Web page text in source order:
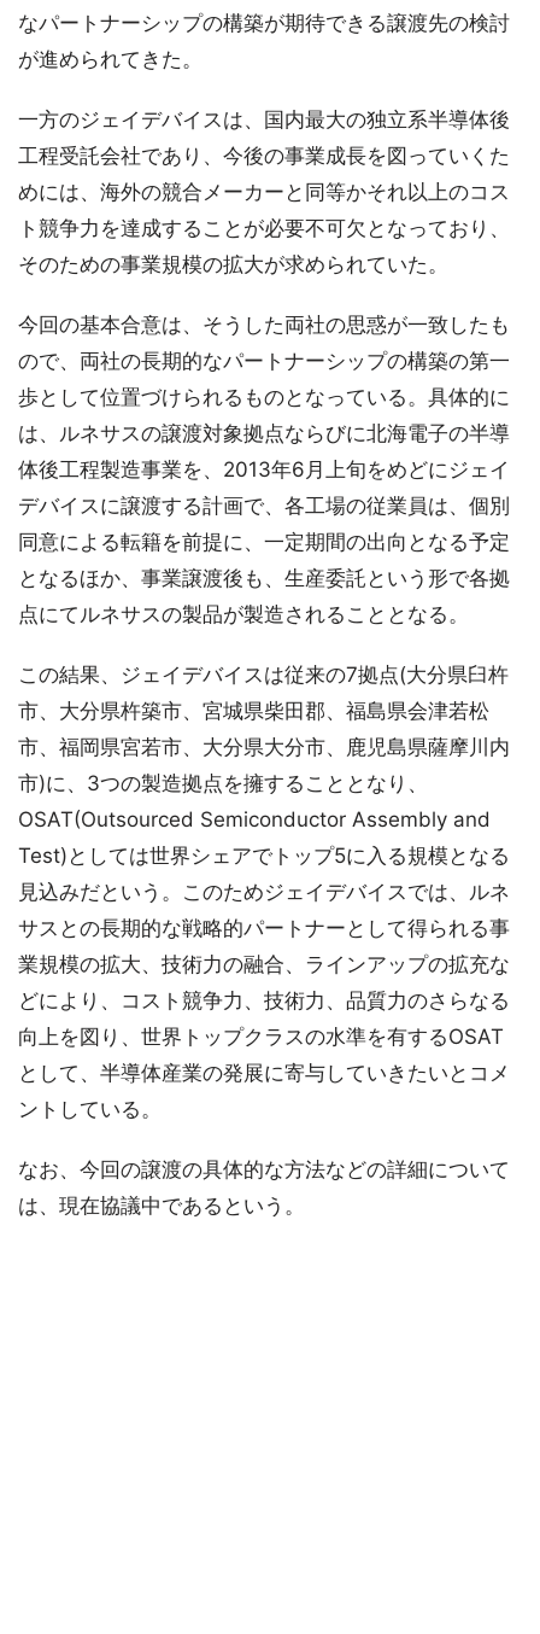
なパートナーシップの構築が期待できる譲渡先の検討
が進められてきた。
一方のジェイデバイスは、国内最大の独立系半導体後
工程受託会社であり、今後の事業成長を図っていくた
めには、海外の競合メーカーと同等かそれ以上のコス
ト競争力を達成することが必要不可欠となっており、
そのための事業規模の拡大が求められていた。
今回の基本合意は、そうした両社の思惑が一致したも
ので、両社の長期的なパートナーシップの構築の第一
歩として位置づけられるものとなっている。具体的に
は、ルネサスの譲渡対象拠点ならびに北海電子の半導
体後工程製造事業を、2013年6月上旬をめどにジェイ
デバイスに譲渡する計画で、各工場の従業員は、個別
同意による転籍を前提に、一定期間の出向となる予定
となるほか、事業譲渡後も、生産委託という形で各拠
点にてルネサスの製品が製造されることとなる。
この結果、ジェイデバイスは従来の7拠点(大分県臼杵
市、大分県杵築市、宮城県柴田郡、福島県会津若松
市、福岡県宮若市、大分県大分市、鹿児島県薩摩川内
市)に、3つの製造拠点を擁することとなり、
OSAT(Outsourced Semiconductor Assembly and
Test)としては世界シェアでトップ5に入る規模となる
見込みだという。このためジェイデバイスでは、ルネ
サスとの長期的な戦略的パートナーとして得られる事
業規模の拡大、技術力の融合、ラインアップの拡充な
どにより、コスト競争力、技術力、品質力のさらなる
向上を図り、世界トップクラスの水準を有するOSAT
として、半導体産業の発展に寄与していきたいとコメ
ントしている。
なお、今回の譲渡の具体的な方法などの詳細について
は、現在協議中であるという。